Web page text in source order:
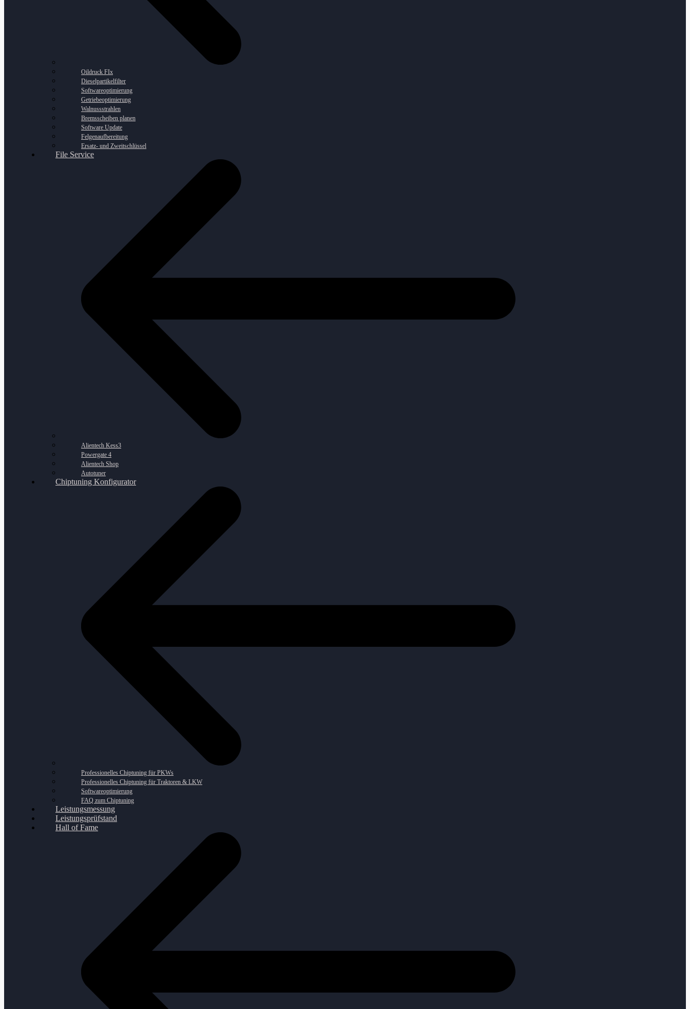
Oildruck FIx
Dieselpartikelfilter
Softwareoptimierung
Getriebeoptimierung
Walnussstrahlen
Bremsscheiben planen
Software Update
Felgenaufbereitung
Ersatz- und Zweitschlüssel
File Service
Alientech Kess3
Powergate 4
Alientech Shop
Autotuner
Chiptuning Konfigurator
Professionelles Chiptuning für PKWs
Professionelles Chiptuning für Traktoren & LKW
Softwareoptimierung
FAQ zum Chiptuning
Leistungsmessung
Leistungsprüfstand
Hall of Fame